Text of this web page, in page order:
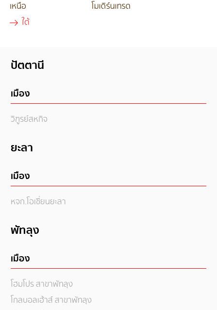
เหนือ
ใต้
โมเดิร์นเทรด
ปัตตานี
เมือง
วิฑูรย์สหกิจ
ยะลา
เมือง
หจก.โอเชี่ยนยะลา
พัทลุง
เมือง
โฮมโปร สาขาพัทลุง
โกลบอลเฮ้าส์ สาขาพัทลุง